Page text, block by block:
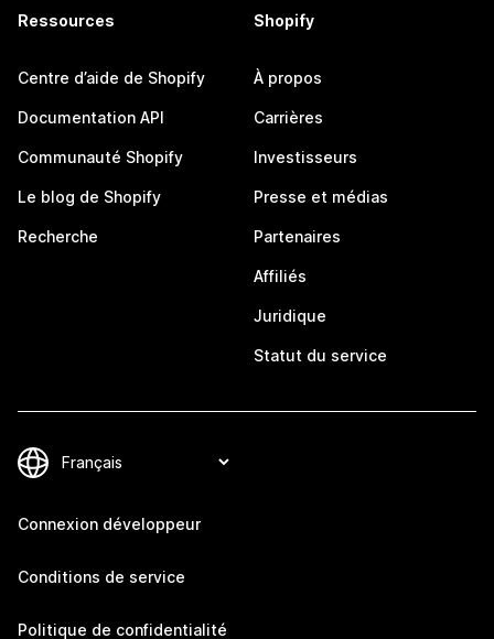
Ressources
Centre d’aide de Shopify
Documentation API
Communauté Shopify
Le blog de Shopify
Recherche
Shopify
À propos
Carrières
Investisseurs
Presse et médias
Partenaires
Affiliés
Juridique
Statut du service
Connexion développeur
Conditions de service
Politique de confidentialité